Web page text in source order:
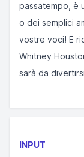
passatempo, è
o dei semplici
vostre voci! E
Whitney
sarà da
INPUT